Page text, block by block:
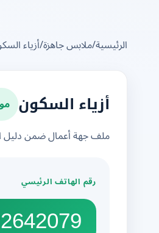
الرئيسية/ملابس جاهزة/أزياء
أزياء السكون
ملف جهة أعمال ضمن دليل
رقم الهاتف الرئيسي